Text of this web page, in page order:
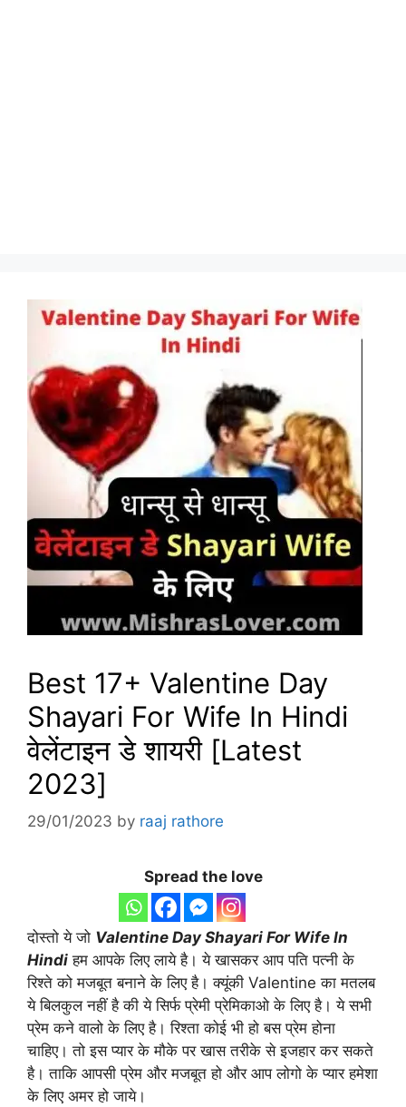
Best 17+ Valentine Day
Shayari For Wife In Hindi
वेलेंटाइन डे शायरी [Latest
2023]
29/01/2023 by raaj rathore
Spread the love
दोस्तो ये जो Valentine Day Shayari For Wife In
Hindi हम आपके लिए लाये है। ये खासकर आप पति पत्नी के
रिश्ते को मजबूत बनाने के लिए है। क्यूंकी Valentine का मतलब
ये बिलकुल नहीं है की ये सिर्फ प्रेमी प्रेमिकाओ के लिए है। ये सभी
प्रेम कने वालो के लिए है। रिश्ता कोई भी हो बस प्रेम होना
चाहिए। तो इस प्यार के मौके पर खास तरीके से इजहार कर सकते
है। ताकि आपसी प्रेम और मजबूत हो और आप लोगो के प्यार हमेशा
के लिए अमर हो जाये।